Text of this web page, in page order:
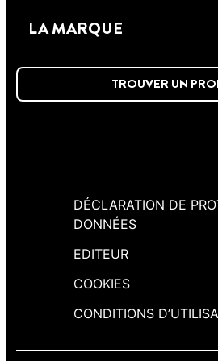
oeuvre.
LA MARQUE
TROUVER UN
DÉCLARATION DE
DONNÉES
EDITEUR
COOKIES
CONDITIONS